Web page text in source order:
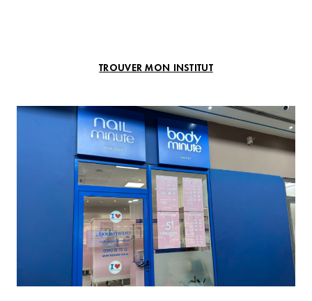
TROUVER MON INSTITUT